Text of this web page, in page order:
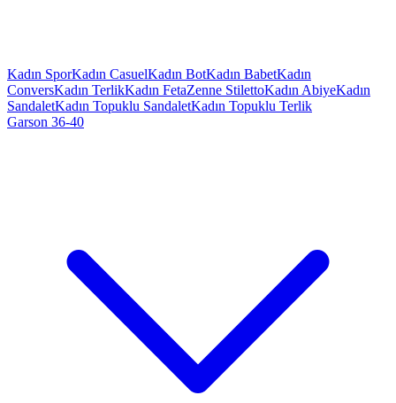
Kadın SporKadın CasuelKadın BotKadın BabetKadın
ConversKadın TerlikKadın FetaZenne StilettoKadın AbiyeKadın
SandaletKadın Topuklu SandaletKadın Topuklu Terlik
Garson 36-40